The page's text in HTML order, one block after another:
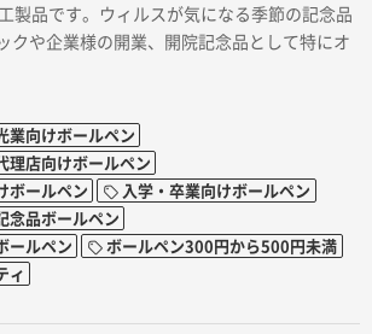
製品です。ウィルスが気になる季節の記念品
クや企業様の開業、開院記念品として特にオ
業向けボールペン
理店向けボールペン
ボールペン
入学・卒業向けボールペン
念品ボールペン
ールペン
ボールペン300円から500円未満
ィ